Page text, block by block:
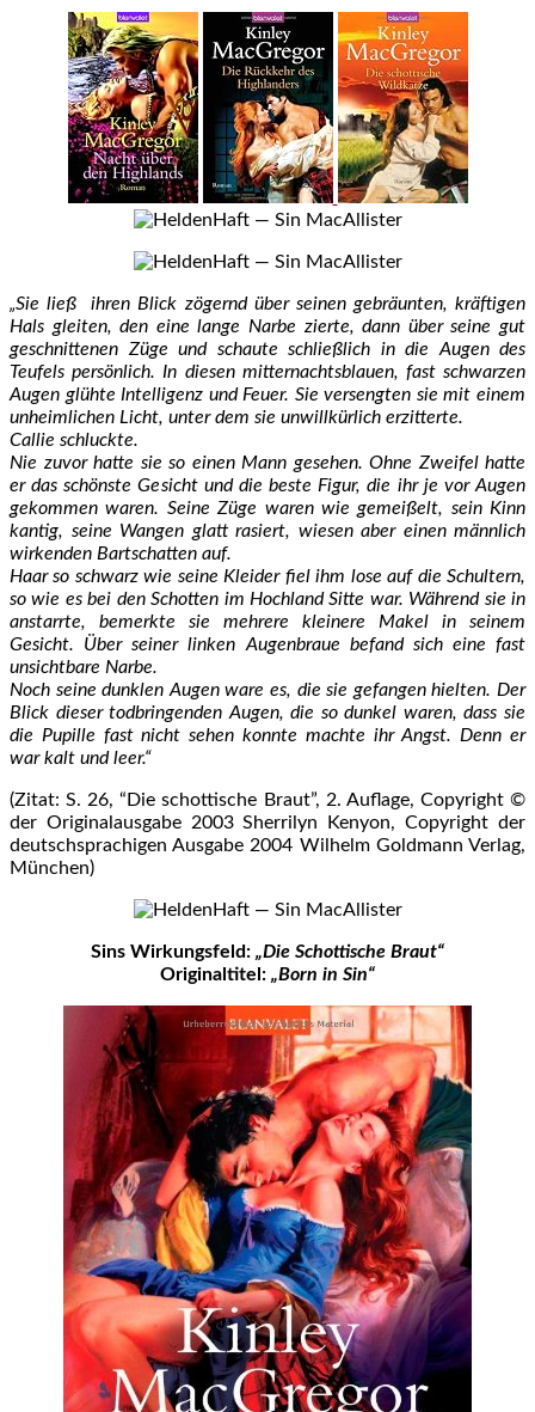
„Sie ließ ihren Blick zögernd über seinen gebräunten, kräftigen
Hals gleiten, den eine lange Narbe zierte, dann über seine gut
geschnittenen Züge und schaute schließlich in die Augen des
Teufels persönlich. In diesen mitternachtsblauen, fast schwarzen
Augen glühte Intelligenz und Feuer. Sie versengten sie mit einem
unheimlichen Licht, unter dem sie unwillkürlich erzitterte.
Callie schluckte.
Nie zuvor hatte sie so einen Mann gesehen. Ohne Zweifel hatte
er das schönste Gesicht und die beste Figur, die ihr je vor Augen
gekommen waren. Seine Züge waren wie gemeißelt, sein Kinn
kantig, seine Wangen glatt rasiert, wiesen aber einen männlich
wirkenden Bartschatten auf.
Haar so schwarz wie seine Kleider fiel ihm lose auf die Schultern,
so wie es bei den Schotten im Hochland Sitte war. Während sie in
anstarrte, bemerkte sie mehrere kleinere Makel in seinem
Gesicht. Über seiner linken Augenbraue befand sich eine fast
unsichtbare Narbe.
Noch seine dunklen Augen ware es, die sie gefangen hielten. Der
Blick dieser todbringenden Augen, die so dunkel waren, dass sie
die Pupille fast nicht sehen konnte machte ihr Angst. Denn er
war kalt und leer.“
(Zitat: S. 26, “Die schottische Braut”, 2. Auflage, Copyright ©
der Originalausgabe 2003 Sherrilyn Kenyon, Copyright der
deutschsprachigen Ausgabe 2004 Wilhelm Goldmann Verlag,
München)
Sins Wirkungsfeld: „Die Schottische Braut“
Originaltitel: „Born in Sin“